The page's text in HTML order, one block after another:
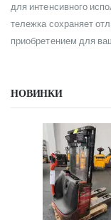
для интенсивного
тележка сохраняет
приобретением для
НОВИНКИ